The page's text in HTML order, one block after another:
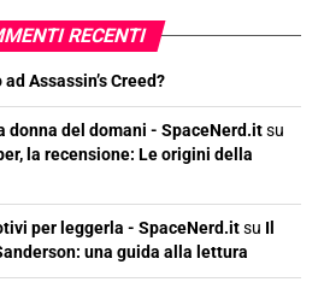
RECENTI
ad Assassin’s Creed?
donna del domani - SpaceNerd.itsu
la recensione: Le origini della
per leggerla - SpaceNerd.itsu Il
una guida alla lettura